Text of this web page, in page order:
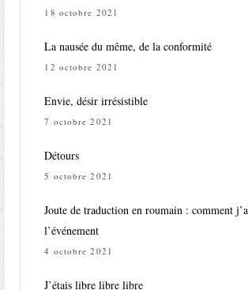
18 octobre 2021
La nausée du même, de la conformité
12 octobre 2021
Envie, désir irrésistible
7 octobre 2021
Détours
5 octobre 2021
Joute de traduction en roumain : comment
l’événement
4 octobre 2021
J’étais libre libre libre